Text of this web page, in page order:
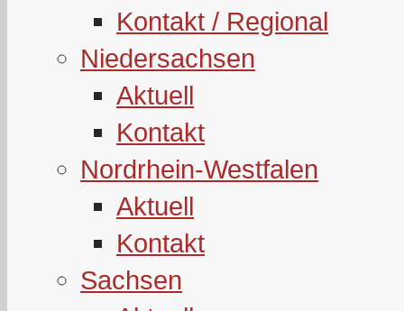
Kontakt / Regional
Niedersachsen
Aktuell
Kontakt
Nordrhein-Westfalen
Aktuell
Kontakt
Sachsen